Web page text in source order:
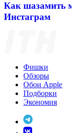
Как шазамить
Инстаграм
Фишки
Обзоры
Обои Apple
Подборки
Экономия